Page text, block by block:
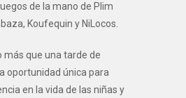
de la mano de Plim
Koufequin y NiLocos.
más que una tarde de
oportunidad única para
en la vida de las niñas y